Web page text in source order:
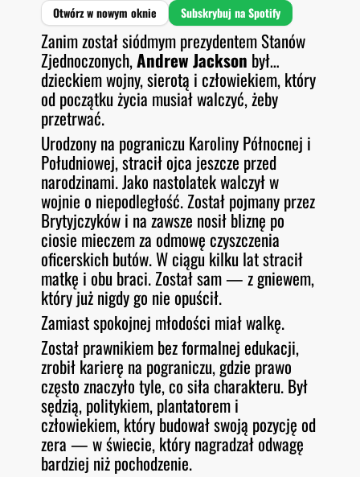
P
I
O
D
E
Spotify
RSS FEED
SHARE
LINK
EMBED
Zanim został siódmym prezydentem Stanów
Zjednoczonych,Andrew Jackson był…
dzieckiem wojny, sierotą i człowiekiem, który
od początku życia musiał walczyć, żeby
przetrwać.
Urodzony na pograniczu Karoliny Północnej i
Południowej, stracił ojca jeszcze przed
narodzinami. Jako nastolatek walczył w
wojnie o niepodległość. Został pojmany przez
Brytyjczyków i na zawsze nosił bliznę po
ciosie mieczem za odmowę czyszczenia
oficerskich butów. W ciągu kilku lat stracił
matkę i obu braci. Został sam — z gniewem,
który już nigdy go nie opuścił.
Zamiast spokojnej młodości miał walkę.
Został prawnikiem bez formalnej edukacji,
zrobił karierę na pograniczu, gdzie prawo
często znaczyło tyle, co siła charakteru. Był
sędzią, politykiem, plantatorem i
człowiekiem, który budował swoją pozycję od
zera — w świecie, który nagradzał odwagę
bardziej niż pochodzenie.